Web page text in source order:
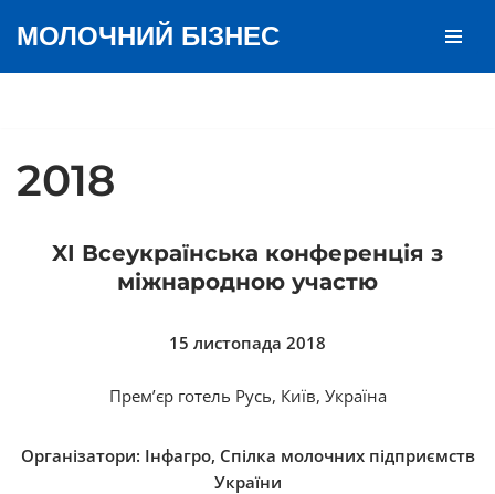
МОЛОЧНИЙ БІЗНЕС
2018
XI Всеукраїнська конференція з
міжнародною участю
15 листопада 2018
Прем’єр готель Русь, Київ, Україна
Організатори: Інфагро, Спілка молочних підприємств
України